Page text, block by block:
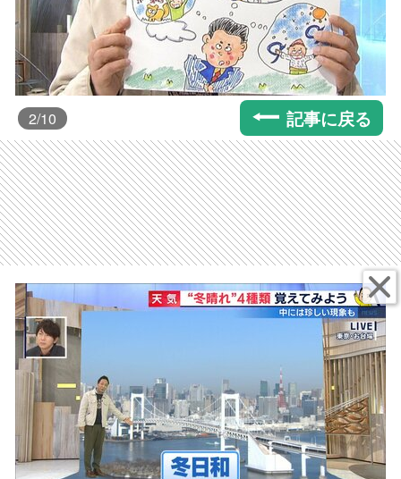
2/10 記事に戻る